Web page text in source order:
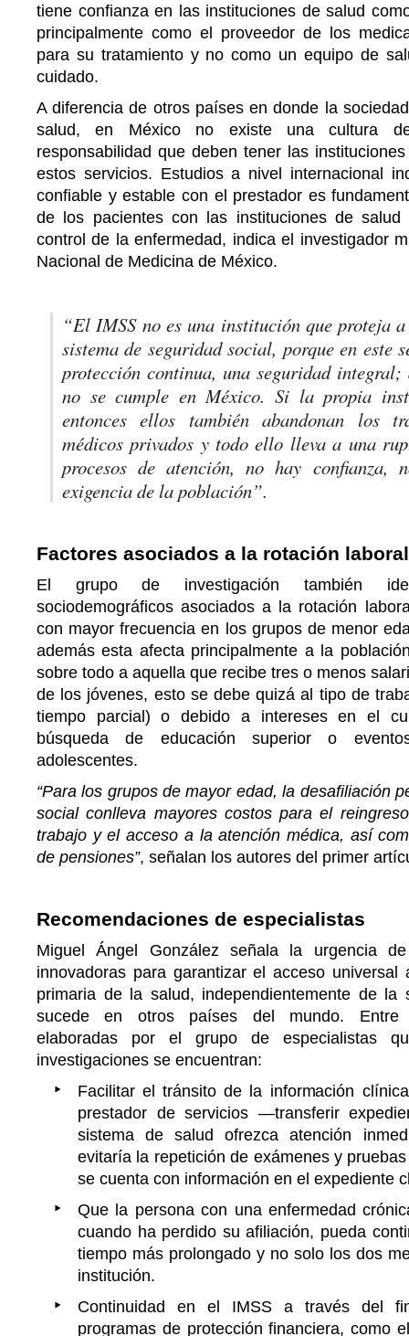
tiene confianza en las instituciones de salud
principalmente como el proveedor de los
para su tratamiento y no como un equipo de
cuidado.
A diferencia de otros países en donde la
salud, en México no existe una cultura
responsabilidad que deben tener las
estos servicios. Estudios a nivel internacional
confiable y estable con el prestador es
de los pacientes con las instituciones de
control de la enfermedad, indica el investigador
Nacional de Medicina de México.
“El IMSS no es una institución que proteja
sistema de seguridad social, porque en este
protección continua, una seguridad integral;
no se cumple en México. Si la propia
entonces ellos también abandonan los
médicos privados y todo ello lleva a una
procesos de atención, no hay confianza,
exigencia de la población”.
Factores asociados a la rotación laboral
El grupo de investigación también
sociodemográficos asociados a la rotación
con mayor frecuencia en los grupos de menor
además esta afecta principalmente a la
sobre todo a aquella que recibe tres o menos
de los jóvenes, esto se debe quizá al tipo de
tiempo parcial) o debido a intereses en el
búsqueda de educación superior o
adolescentes.
“Para los grupos de mayor edad, la desafiliación
social conlleva mayores costos para el
trabajo y el acceso a la atención médica, así
de pensiones”, señalan los autores del primer
Recomendaciones de especialistas
Miguel Ángel González señala la urgencia
innovadoras para garantizar el acceso universal
primaria de la salud, independientemente de la
sucede en otros países del mundo. Entre
elaboradas por el grupo de especialistas
investigaciones se encuentran:
Facilitar el tránsito de la información
prestador de servicios —transferir
sistema de salud ofrezca atención
evitaría la repetición de exámenes y
se cuenta con información en el expediente
Que la persona con una enfermedad
cuando ha perdido su afiliación, pueda
tiempo más prolongado y no solo los dos
institución.
Continuidad en el IMSS a través del
programas de protección financiera, como